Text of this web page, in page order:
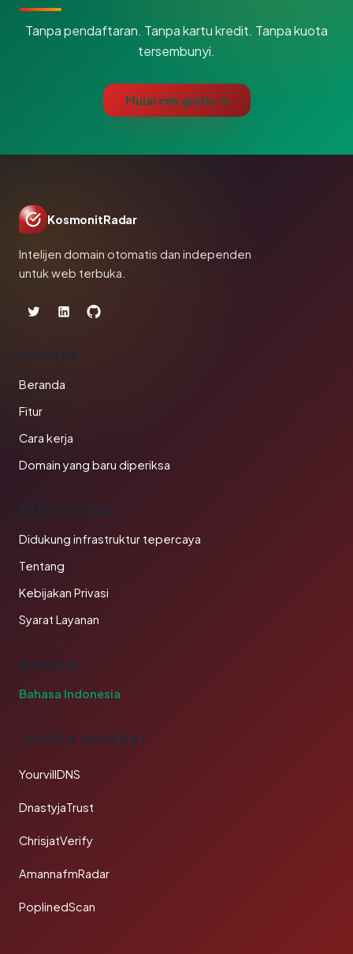
Tanpa pendaftaran. Tanpa kartu kredit. Tanpa kuota
tersembunyi.
Mulai cek gratis →
KosmonitRadar
Intelijen domain otomatis dan independen
untuk web terbuka.
PRODUK
Beranda
Fitur
Cara kerja
Domain yang baru diperiksa
PERUSAHAAN
Didukung infrastruktur tepercaya
Tentang
Kebijakan Privasi
Syarat Layanan
BAHASA
Bahasa Indonesia
TAUTAN SAHABAT
YourvillDNS
DnastyjaTrust
ChrisjatVerify
AmannafmRadar
PoplinedScan